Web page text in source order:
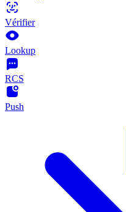
Vérifier
Lookup
RCS
Push